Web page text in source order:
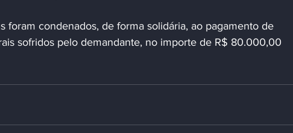
foram condenados, de forma solidária, ao pagamento de
sofridos pelo demandante, no importe de R$ 80.000,00